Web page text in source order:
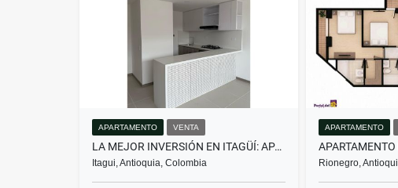
APARTAMENTO VENTA
LA MEJOR INVERSIÓN EN ITAGÜÍ: APARTAMENTO CON GRAN UBICACIÓN.
Itagui, Antioquia, Colombia
APARTAMENTO
Rionegro,